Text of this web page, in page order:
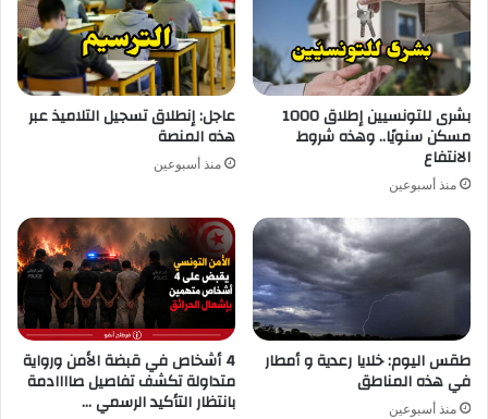
بشرى للتونسيين إطلاق 1000
مسكن سنويًا.. وهذه شروط
الانتفاع
منذ أسبوعين
عاجل: إنطلاق تسجيل التلاميذ عبر
هذه المنصة
منذ أسبوعين
طقس اليوم: خلايا رعدية و أمطار
في هذه المناطق
منذ أسبوعين
4 أشخاص في قبضة الأمن ورواية
متداولة تكشف تفاصيل صاااادمة
بانتظار التأكيد الرسمي …